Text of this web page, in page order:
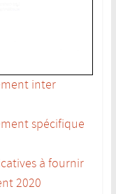
inter
spécifique
à fournir
2020